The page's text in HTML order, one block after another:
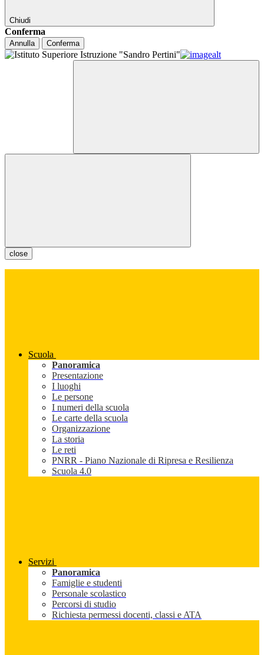
Chiudi
Conferma
Annulla Conferma
close
Scuola
Panoramica
Presentazione
I luoghi
Le persone
I numeri della scuola
Le carte della scuola
Organizzazione
La storia
Le reti
PNRR - Piano Nazionale di Ripresa e Resilienza
Scuola 4.0
Servizi
Panoramica
Famiglie e studenti
Personale scolastico
Percorsi di studio
Richiesta permessi docenti, classi e ATA